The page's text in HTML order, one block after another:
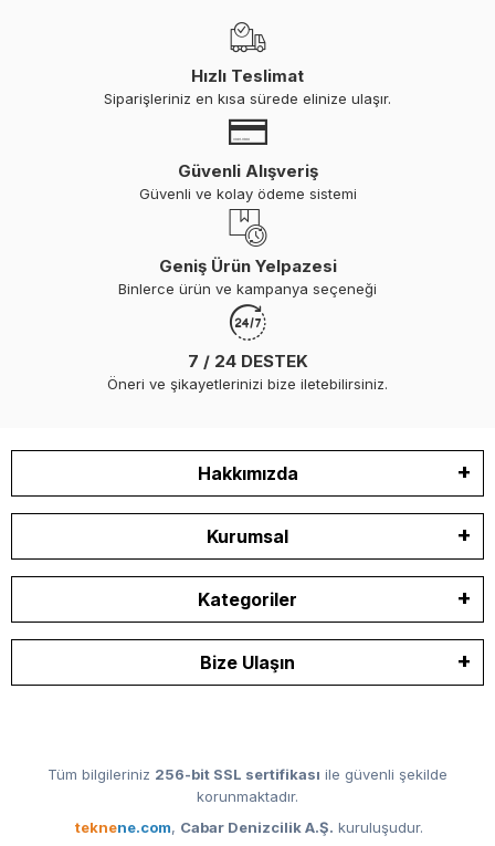
Hızlı Teslimat
Siparişleriniz en kısa sürede elinize ulaşır.
Güvenli Alışveriş
Güvenli ve kolay ödeme sistemi
Geniş Ürün Yelpazesi
Binlerce ürün ve kampanya seçeneği
7 / 24 DESTEK
Öneri ve şikayetlerinizi bize iletebilirsiniz.
Hakkımızda
Kurumsal
Kategoriler
Bize Ulaşın
Tüm bilgileriniz 256-bit SSL sertifikası ile güvenli şekilde
korunmaktadır.
teknene.com, Cabar Denizcilik A.Ş. kuruluşudur.